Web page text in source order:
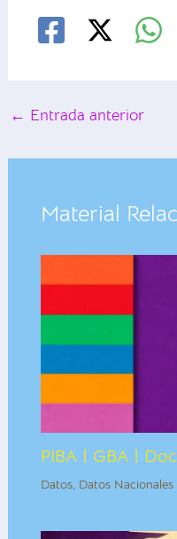
← Entrada anterior
Material
PIBA | GBA |
Datos, Datos Nacionales